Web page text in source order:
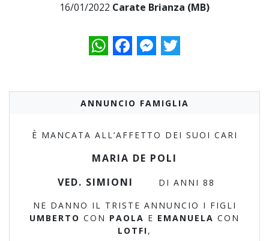
16/01/2022 Carate Brianza (MB)
WhatsAppFacebookMessenger
Twitter
ANNUNCIO FAMIGLIA
È MANCATA ALL’AFFETTO DEI SUOI CARI
MARIA DE POLI
VED. SIMIONI
DI ANNI 88
NE DANNO IL TRISTE ANNUNCIO I FIGLI
UMBERTO CON PAOLA E EMANUELA CON
LOTFI,